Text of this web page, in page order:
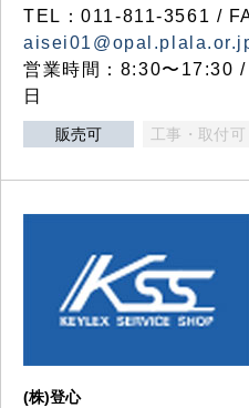
TEL：011-811-3561 /
営業時間：8:30〜17:30 /
日
販売可 工事・取付可
(株)登心